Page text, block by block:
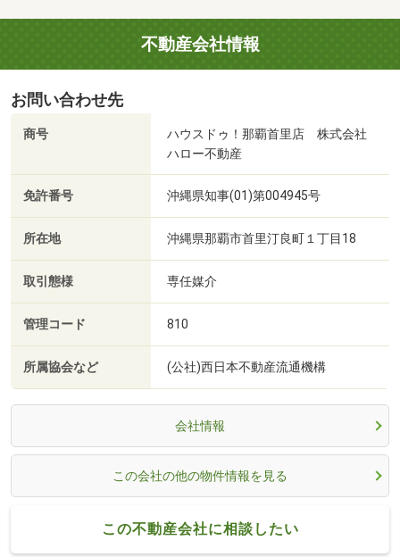
不動産会社情報
お問い合わせ先
商号
ハウスドゥ！那覇首里店 株式会社
ハロー不動産
免許番号 沖縄県知事(01)第004945号
所在地 沖縄県那覇市首里汀良町１丁目18
取引態様 専任媒介
管理コード 810
所属協会など (公社)西日本不動産流通機構
会社情報
この会社の他の物件情報を見る
この不動産会社に相談したい